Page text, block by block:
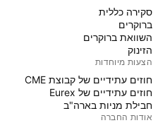
סקירה כללית
ברוקרים
השוואת ברוקרים
הזינוק
הצעות מיוחדות
חוזים עתידיים של קבוצת CME
חוזים עתידיים של Eurex
חבילת מניות בארה"ב
אודות החברה